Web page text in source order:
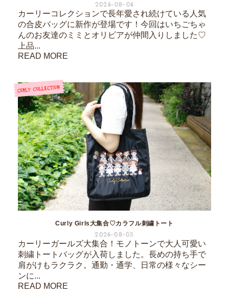
2026-08-06
カーリーコレクションで長年愛され続けている人気
の合皮バッグに新作が登場です！今回はいちごちゃ
んのお友達のミミとオリビアが仲間入りしました♡
上品...
READ MORE
Curly Girls大集合♡カラフル刺繍トート
2026-08-05
カーリーガールズ大集合！モノトーンで大人可愛い
刺繍トートバッグが入荷しました。長めの持ち手で
肩がけもラクラク。通勤・通学、日常の様々なシー
ンに...
READ MORE